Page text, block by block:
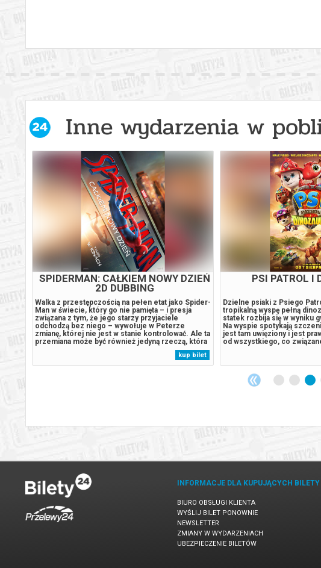
Inne wydarzenia w
SPIDERMAN: CAŁKIEM NOWY DZIEŃ
2D DUBBING
Walka z przestępczością na pełen etat jako Spider-
Man w świecie, który go nie pamięta – i presja
związana z tym, że jego starzy przyjaciele
odchodzą bez niego – wywołuje w Peterze
zmianę, której nie jest w stanie kontrolować. Ale ta
przemiana może być również jedyną rzeczą, która
powstrzyma nowe zagrożenie dla miasta i jego
bliskich. Świat może i zapomniał o Peterze
Parkerze, ale on nie zapomniał o...
kup bilet
PSI PATROL I
Dzielne psiaki z Psiego
tropikalną wyspę pełną
statek rozbija się w wyniku
Na wyspie spotykają
jest tam uwięziony i jest
od wszystkiego, co
gadami. Sytuacja wymyka
odwieczny rywal piesków,
zaczyna pozyskiwać...
INFORMACJE DLA KUPUJĄCYCH BILETY
BIURO OBSŁUGI KLIENTA
WYŚLIJ BILET PONOWNIE
NEWSLETTER
ZMIANY W WYDARZENIACH
UBEZPIECZENIE BILETÓW